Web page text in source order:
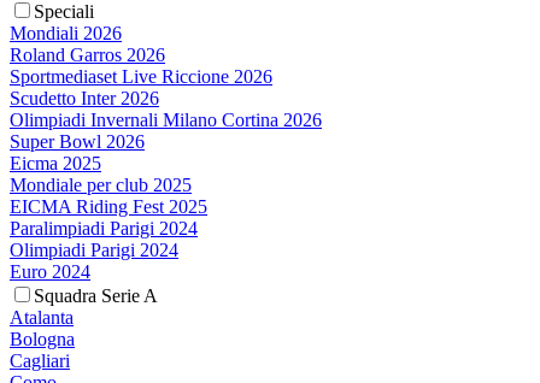
Speciali
Mondiali 2026
Roland Garros 2026
Sportmediaset Live Riccione 2026
Scudetto Inter 2026
Olimpiadi Invernali Milano Cortina 2026
Super Bowl 2026
Eicma 2025
Mondiale per club 2025
EICMA Riding Fest 2025
Paralimpiadi Parigi 2024
Olimpiadi Parigi 2024
Euro 2024
Squadra Serie A
Atalanta
Bologna
Cagliari